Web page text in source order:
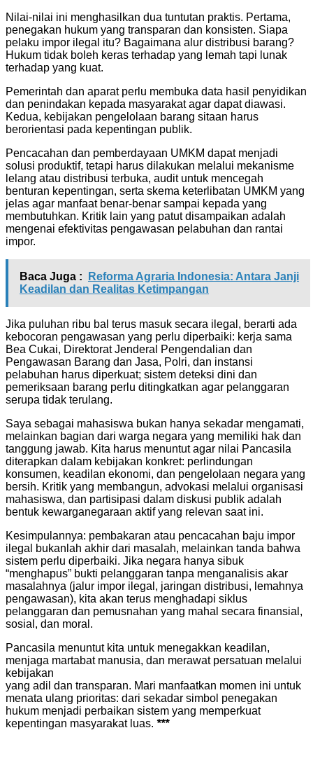
Nilai-nilai ini menghasilkan dua tuntutan praktis. Pertama,
penegakan hukum yang transparan dan konsisten. Siapa
pelaku impor ilegal itu? Bagaimana alur distribusi barang?
Hukum tidak boleh keras terhadap yang lemah tapi lunak
terhadap yang kuat.
Pemerintah dan aparat perlu membuka data hasil penyidikan
dan penindakan kepada masyarakat agar dapat diawasi.
Kedua, kebijakan pengelolaan barang sitaan harus
berorientasi pada kepentingan publik.
Pencacahan dan pemberdayaan UMKM dapat menjadi
solusi produktif, tetapi harus dilakukan melalui mekanisme
lelang atau distribusi terbuka, audit untuk mencegah
benturan kepentingan, serta skema keterlibatan UMKM yang
jelas agar manfaat benar-benar sampai kepada yang
membutuhkan. Kritik lain yang patut disampaikan adalah
mengenai efektivitas pengawasan pelabuhan dan rantai
impor.
Baca Juga :
Reforma Agraria Indonesia: Antara Janji
Keadilan dan Realitas Ketimpangan
Jika puluhan ribu bal terus masuk secara ilegal, berarti ada
kebocoran pengawasan yang perlu diperbaiki: kerja sama
Bea Cukai, Direktorat Jenderal Pengendalian dan
Pengawasan Barang dan Jasa, Polri, dan instansi
pelabuhan harus diperkuat; sistem deteksi dini dan
pemeriksaan barang perlu ditingkatkan agar pelanggaran
serupa tidak terulang.
Saya sebagai mahasiswa bukan hanya sekadar mengamati,
melainkan bagian dari warga negara yang memiliki hak dan
tanggung jawab. Kita harus menuntut agar nilai Pancasila
diterapkan dalam kebijakan konkret: perlindungan
konsumen, keadilan ekonomi, dan pengelolaan negara yang
bersih. Kritik yang membangun, advokasi melalui organisasi
mahasiswa, dan partisipasi dalam diskusi publik adalah
bentuk kewarganegaraan aktif yang relevan saat ini.
Kesimpulannya: pembakaran atau pencacahan baju impor
ilegal bukanlah akhir dari masalah, melainkan tanda bahwa
sistem perlu diperbaiki. Jika negara hanya sibuk
“menghapus” bukti pelanggaran tanpa menganalisis akar
masalahnya (jalur impor ilegal, jaringan distribusi, lemahnya
pengawasan), kita akan terus menghadapi siklus
pelanggaran dan pemusnahan yang mahal secara finansial,
sosial, dan moral.
Pancasila menuntut kita untuk menegakkan keadilan,
menjaga martabat manusia, dan merawat persatuan melalui
kebijakan
yang adil dan transparan. Mari manfaatkan momen ini untuk
menata ulang prioritas: dari sekadar simbol penegakan
hukum menjadi perbaikan sistem yang memperkuat
kepentingan masyarakat luas. ***